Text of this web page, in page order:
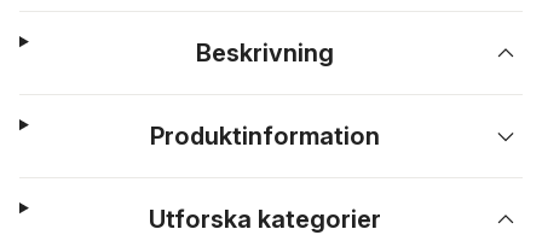
Beskrivning
Produktinformation
Utforska kategorier